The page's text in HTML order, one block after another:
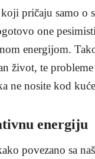
pričaju samo o
one
energijom.
život, te
ne nosite kod
energiju
povezano sa